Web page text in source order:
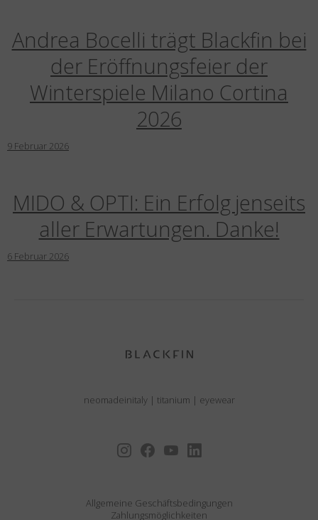
Andrea Bocelli trägt Blackfin bei
der Eröffnungsfeier der
Winterspiele Milano Cortina
2026
9 Februar 2026
MIDO & OPTI: Ein Erfolg jenseits
aller Erwartungen. Danke!
6 Februar 2026
neomadeinitaly | titanium | eyewear
Allgemeine Geschäftsbedingungen
Zahlungsmöglichkeiten